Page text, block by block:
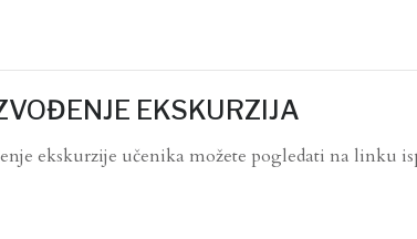
EKSKURZIJA
ekskurzije učenika možete pogledati na linku